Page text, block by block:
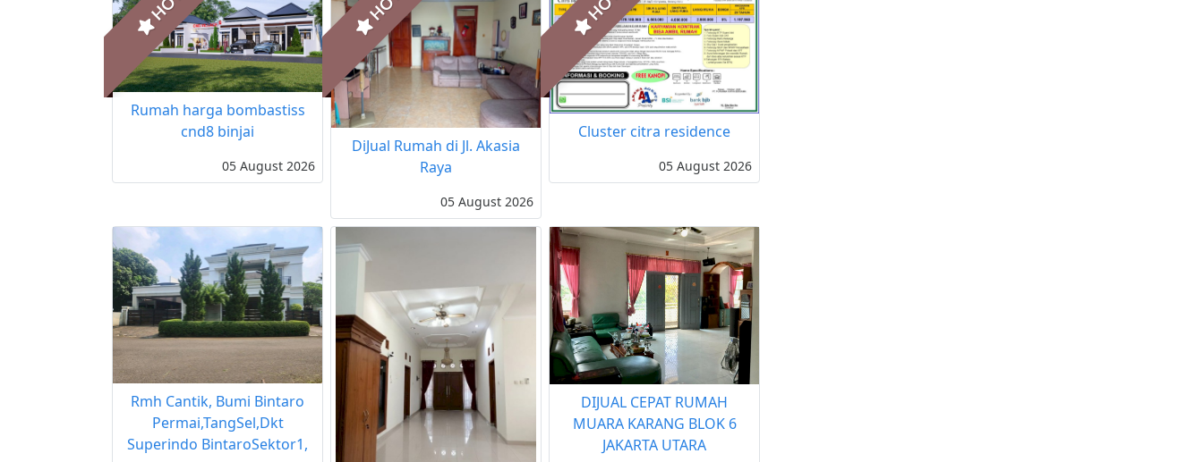
Rumah harga bombastiss
cnd8 binjai
05 August 2026
DiJual Rumah di Jl. Akasia
Raya
05 August 2026
Cluster citra residence
05 August 2026
Rmh Cantik, Bumi Bintaro
Permai,TangSel,Dkt
Superindo BintaroSektor1,
DIJUAL CEPAT RUMAH
MUARA KARANG BLOK 6
JAKARTA UTARA